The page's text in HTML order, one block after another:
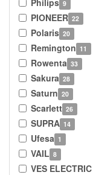
Philips 9
PIONEER 22
Polaris 20
Remington 11
Rowenta 33
Sakura 28
Saturn 20
Scarlett 26
SUPRA 14
Ufesa 1
VAIL 8
VES ELECTRIC